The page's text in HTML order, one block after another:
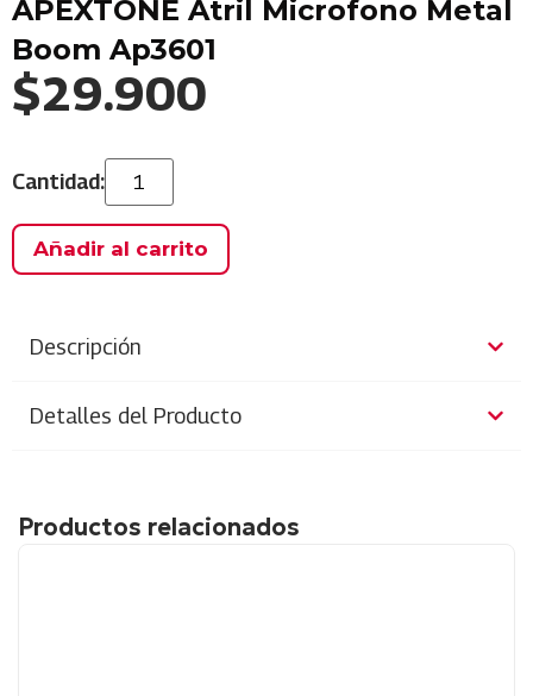
APEXTONE Atril Microfono Metal
Boom Ap3601
$29.900
Añadir al carrito
Descripción
Detalles del Producto
Productos relacionados